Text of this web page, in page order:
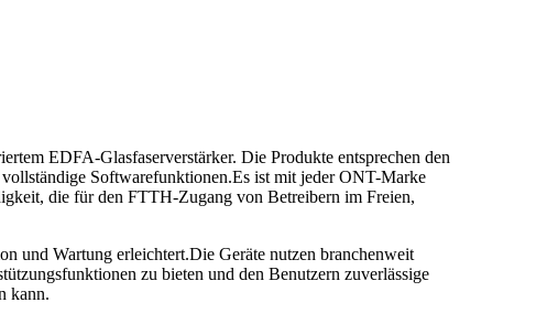
EDFA-Glasfaserverstärker. Die Produkte entsprechen den
Softwarefunktionen.Es ist mit jeder ONT-Marke
die für den FTTH-Zugang von Betreibern im Freien,
und Wartung erleichtert.Die Geräte nutzen branchenweit
zu bieten und den Benutzern zuverlässige
kann.